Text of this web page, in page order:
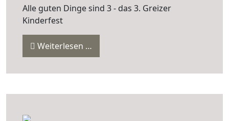
Alle guten Dinge sind 3 - das 3. Greizer
Kinderfest
Weiterlesen …